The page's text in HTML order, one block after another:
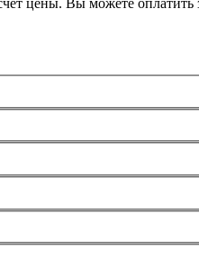
цены. Вы можете оплатить